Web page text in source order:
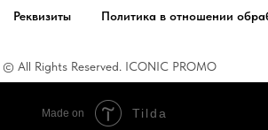
Реквизиты Политика в отношении
© All Rights Reserved. ICONIC PROMO
Made on Tilda